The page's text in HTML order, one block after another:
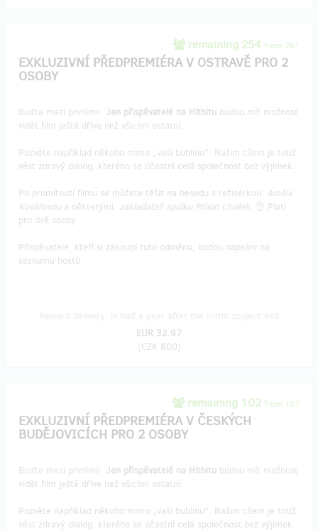
remaining 254 from 261
EXKLUZIVNÍ PŘEDPREMIÉRA V OSTRAVĚ PRO 2
OSOBY
Buďte mezi prvními! Jen přispěvatelé na Hithitu budou mít možnost
vidět film ještě dříve než všichni ostatní.
Pozvěte například někoho mimo „vaši bublinu“. Našim cílem je totiž
vést zdravý dialog, kterého se účastní celá společnost bez výjimek.
Po promítnutí filmu se můžete těšit na besedu s režisérkou Amálií
Kovářovou a některými zakladateli spolku Milion chvilek. 👌 Platí
pro dvě osoby.
Přispěvatele, kteří si zakoupí tuto odměnu, budou napsáni na
seznamu hostů.
EUR 32.97
(CZK 800)
remaining 102 from 107
EXKLUZIVNÍ PŘEDPREMIÉRA V ČESKÝCH
BUDĚJOVICÍCH PRO 2 OSOBY
Buďte mezi prvními! Jen přispěvatelé na Hithitu budou mít možnost
vidět film ještě dříve než všichni ostatní.
Pozvěte například někoho mimo „vaši bublinu“. Našim cílem je totiž
vést zdravý dialog, kterého se účastní celá společnost bez výjimek.